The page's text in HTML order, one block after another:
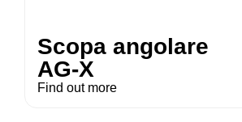
Scopa angolare
AG-X
Find out more